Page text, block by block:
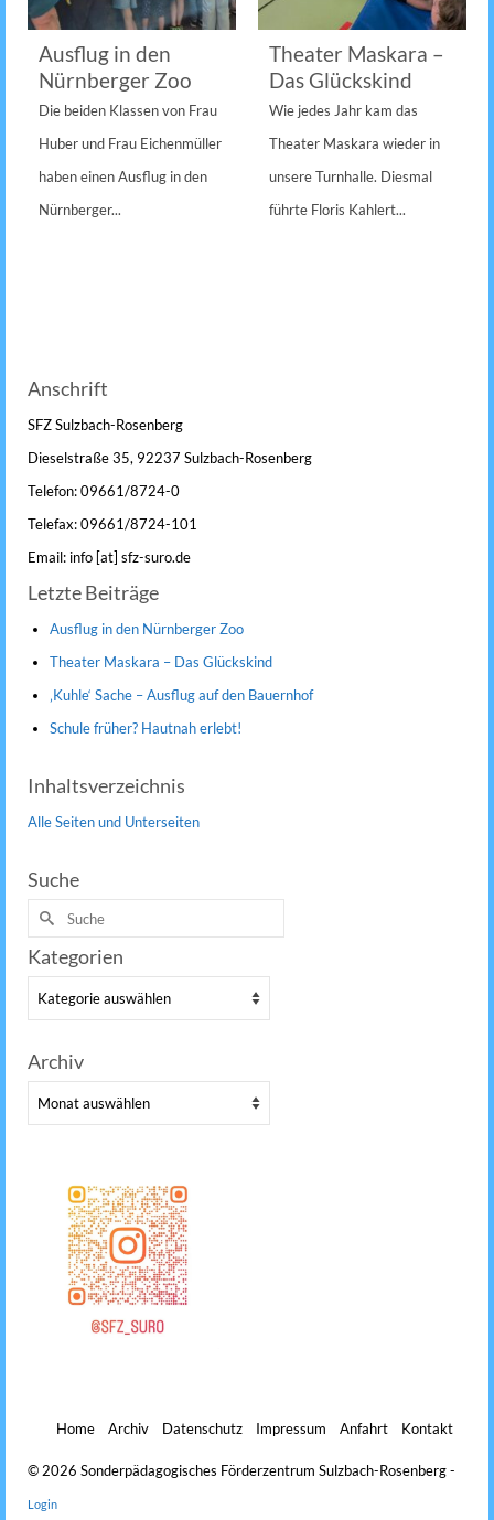
Ausflug in den
Nürnberger Zoo
Die beiden Klassen von Frau
Huber und Frau Eichenmüller
haben einen Ausflug in den
Nürnberger...
Theater Maskara –
Das Glückskind
Wie jedes Jahr kam das
Theater Maskara wieder in
unsere Turnhalle. Diesmal
führte Floris Kahlert...
Anschrift
SFZ Sulzbach-Rosenberg
Dieselstraße 35, 92237 Sulzbach-Rosenberg
Telefon: 09661/8724-0
Telefax: 09661/8724-101
Email: info [at] sfz-suro.de
Letzte Beiträge
Ausflug in den Nürnberger Zoo
Theater Maskara – Das Glückskind
‚Kuhle‘ Sache – Ausflug auf den Bauernhof
Schule früher? Hautnah erlebt!
Inhaltsverzeichnis
Alle Seiten und Unterseiten
Suche
Suche
nach:
Kategorien
Kategorien
Archiv
Archiv
Home Archiv Datenschutz Impressum Anfahrt Kontakt
© 2026 Sonderpädagogisches Förderzentrum Sulzbach-Rosenberg -
Login